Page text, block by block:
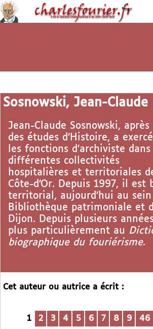
Sosnowski, Jean-Claude
Jean-Claude Sosnowski, après
des études d’Histoire, a exercé
les fonctions d’archiviste dans
différentes collectivités
hospitalières et territoriales
Côte-d’Or. Depuis 1997, il est
territorial, aujourd’hui au
Bibliothèque patrimoniale et
Dijon. Depuis plusieurs
plus particulièrement au
biographique du fouriérisme.
Cet auteur ou autrice a écrit :
1 2 3 4 5 6 7 8 9 46